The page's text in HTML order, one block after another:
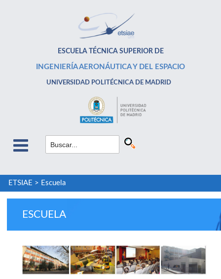
ESCUELA TÉCNICA SUPERIOR DE
INGENIERÍA AERONÁUTICA Y DEL ESPACIO
UNIVERSIDAD POLITÉCNICA DE MADRID
ETSIAE > Escuela
ESCUELA